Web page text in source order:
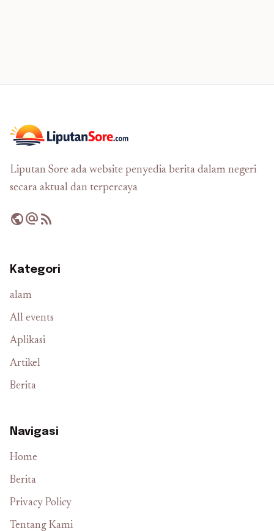
Liputan Sore ada website penyedia berita dalam negeri
secara aktual dan terpercaya
publicalternate_emailrss_feed
Kategori
alam
All events
Aplikasi
Artikel
Berita
Navigasi
Home
Berita
Privacy Policy
Tentang Kami